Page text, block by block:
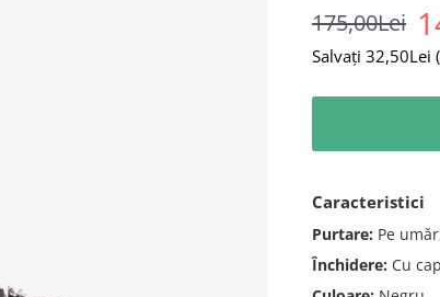
175,00Lei
Salvați 32,50Lei (
Caracteristici
Purtare: Pe
Închidere: Cu